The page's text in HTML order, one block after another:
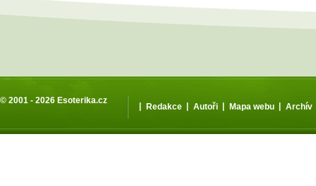
© 2001 - 2026 Esoterika.cz
| Redakce | Autoři | Mapa webu | Archív